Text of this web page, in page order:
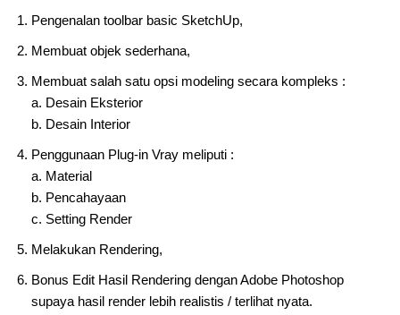
Pengenalan toolbar basic SketchUp,
Membuat objek sederhana,
Membuat salah satu opsi modeling secara kompleks :
a. Desain Eksterior
b. Desain Interior
Penggunaan Plug-in Vray meliputi :
a. Material
b. Pencahayaan
c. Setting Render
Melakukan Rendering,
Bonus Edit Hasil Rendering dengan Adobe Photoshop
supaya hasil render lebih realistis / terlihat nyata.